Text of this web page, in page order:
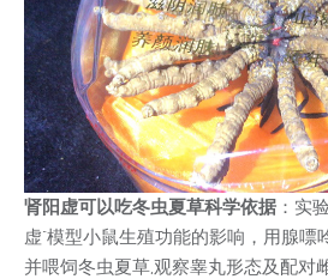
肾阳虚可以吃冬虫夏草科学依据 ：实
虚"模型小鼠生殖功能的影响，用腺嘌
并喂饲冬虫夏草,观察睾丸形态及配对